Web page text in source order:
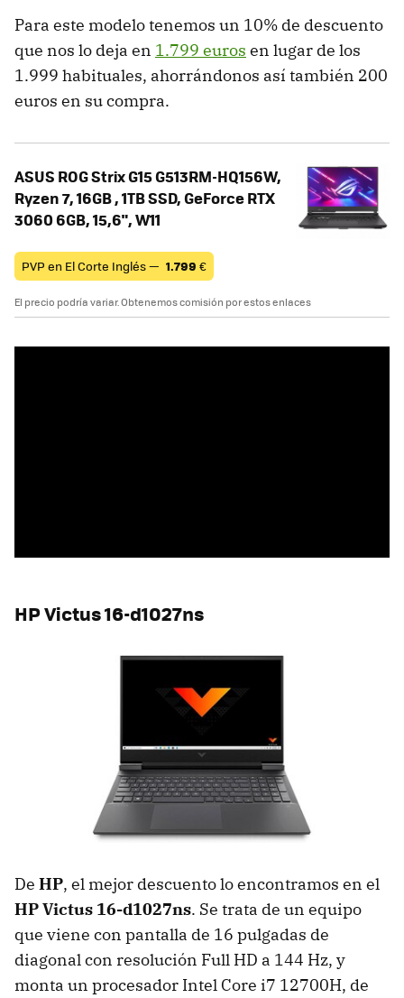
Para este modelo tenemos un 10% de descuento
que nos lo deja en 1.799 euros en lugar de los
1.999 habituales, ahorrándonos así también 200
euros en su compra.
ASUS ROG Strix G15 G513RM-HQ156W,
Ryzen 7, 16GB , 1TB SSD, GeForce RTX
3060 6GB, 15,6", W11
PVP en El Corte Inglés — 1.799 €
El precio podría variar. Obtenemos comisión por estos enlaces
HP Victus 16-d1027ns
De HP, el mejor descuento lo encontramos en el
HP Victus 16-d1027ns. Se trata de un equipo
que viene con pantalla de 16 pulgadas de
diagonal con resolución Full HD a 144 Hz, y
monta un procesador Intel Core i7 12700H, de